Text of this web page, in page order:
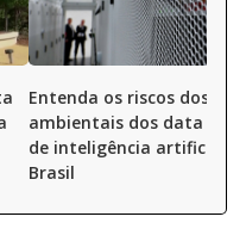
Entenda os riscos dos
ambientais dos data
de inteligência artificial
Brasil